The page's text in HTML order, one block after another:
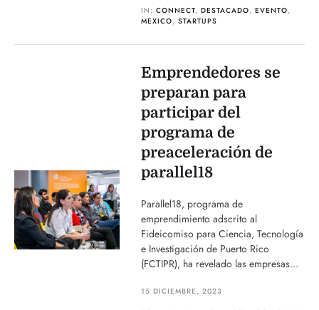
IN:CONNECT,DESTACADO,EVENTO,
MEXICO,STARTUPS
Emprendedores se
preparan para
participar del
programa de
preaceleración de
parallel18
Parallel18, programa de
emprendimiento adscrito al
Fideicomiso para Ciencia, Tecnología
e Investigación de Puerto Rico
(FCTIPR), ha revelado las empresas...
15 DICIEMBRE, 2023